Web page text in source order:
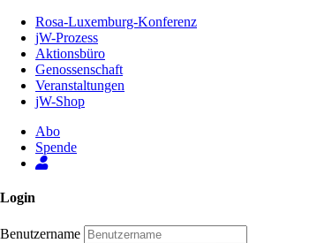
Inhalt
Seite
Rosa-Luxemburg-Konferenz
jW-Prozess
Aktionsbüro
Genossenschaft
Veranstaltungen
jW-Shop
Abo
Spende
Login
Benutzername